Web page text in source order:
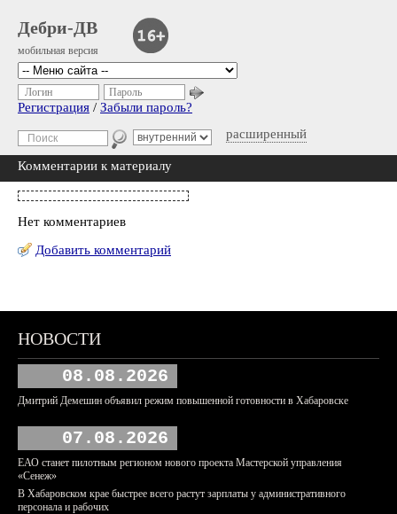
Дебри-ДВ
мобильная версия
расширенный
Логин Пароль
Регистрация / Забыли пароль?
Комментарии к материалу
Нет комментариев
Добавить комментарий
НОВОСТИ
08.08.2026
Дмитрий Демешин объявил режим повышенной готовности в Хабаровске
07.08.2026
ЕАО станет пилотным регионом нового проекта Мастерской управления
«Сенеж»
В Хабаровском крае быстрее всего растут зарплаты у административного
персонала и рабочих